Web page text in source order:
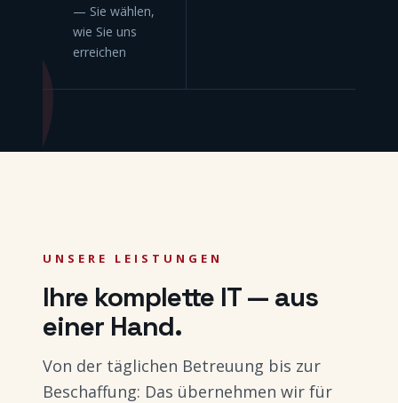
— Sie wählen,
wie Sie uns
erreichen
UNSERE LEISTUNGEN
Ihre komplette IT — aus
einer Hand.
Von der täglichen Betreuung bis zur
Beschaffung: Das übernehmen wir für